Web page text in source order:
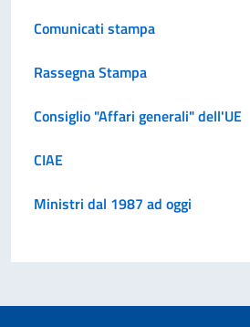
Comunicati stampa
Rassegna Stampa
Consiglio "Affari generali" dell'UE
CIAE
Ministri dal 1987 ad oggi